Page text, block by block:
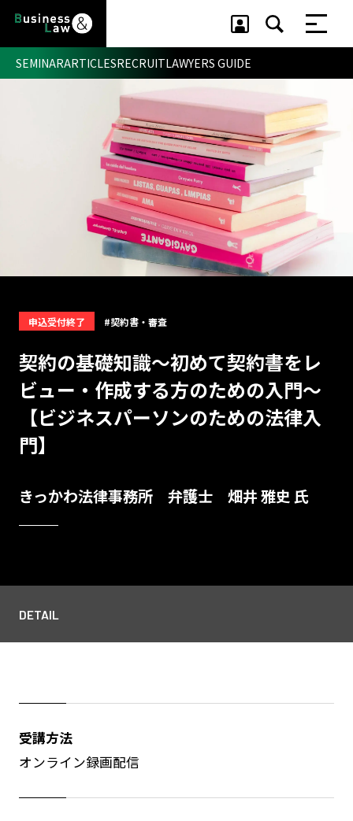
セミナー ・ 記事
SEMINARARTICLESRECRUITLAWYERS GUIDE
申込受付終了 #契約書・審査
契約の基礎知識～初めて契約書をレ
ビュー・作成する方のための入門～
【ビジネスパーソンのための法律入
門】
きっかわ法律事務所 弁護士 畑井 雅史 氏
DETAIL
受講方法
オンライン録画配信